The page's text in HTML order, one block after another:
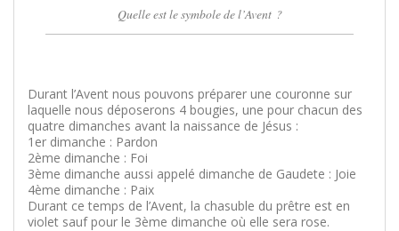
Quelle est le symbole de l’Avent ?
Durant l’Avent nous pouvons préparer une couronne sur
laquelle nous déposerons 4 bougies, une pour chacun des
quatre dimanches avant la naissance de Jésus :
1er dimanche : Pardon
2ème dimanche : Foi
3ème dimanche aussi appelé dimanche de Gaudete : Joie
4ème dimanche : Paix
Durant ce temps de l’Avent, la chasuble du prêtre est en
violet sauf pour le 3ème dimanche où elle sera rose.